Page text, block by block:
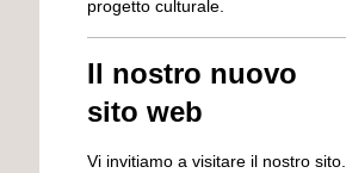
progetto culturale.
Il nostro nuovo
sito web
Vi invitiamo a visitare il nostro sito.